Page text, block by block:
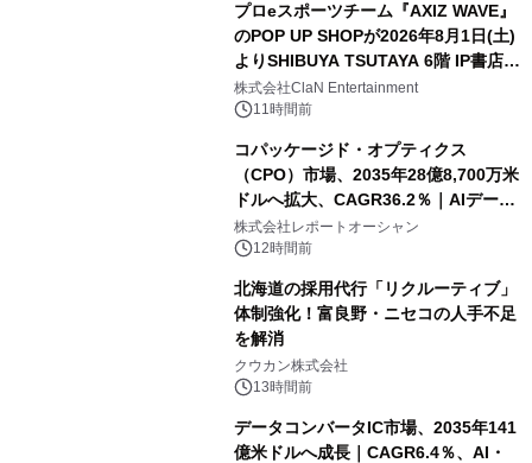
プロeスポーツチーム『AXIZ WAVE』
のPOP UP SHOPが2026年8月1日(土)
よりSHIBUYA TSUTAYA 6階 IP書店で
開催決定！！
株式会社ClaN Entertainment
11時間前
コパッケージド・オプティクス
（CPO）市場、2035年28億8,700万米
ドルへ拡大、CAGR36.2％｜AIデータ
センター・高速光通信需要が成長を加
速
株式会社レポートオーシャン
12時間前
北海道の採用代行「リクルーティブ」
体制強化！富良野・ニセコの人手不足
を解消
クウカン株式会社
13時間前
データコンバータIC市場、2035年141
億米ドルへ成長｜CAGR6.4％、AI・